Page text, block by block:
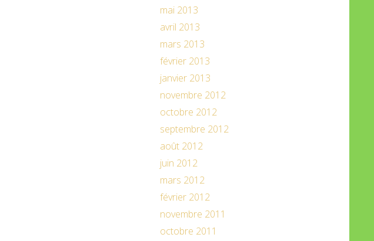
mai 2013
avril 2013
mars 2013
février 2013
janvier 2013
novembre 2012
octobre 2012
septembre 2012
août 2012
juin 2012
mars 2012
février 2012
novembre 2011
octobre 2011